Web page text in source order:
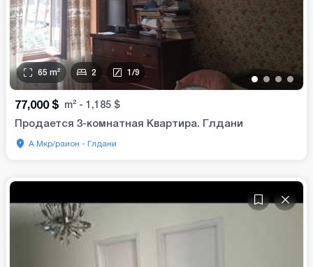
• • • •
65 m² 2 1 /9
77,000 $ m² - 1,185 $
Продается 3-комнатная Квартира. Глдани
А Мкр/раион - Глдани